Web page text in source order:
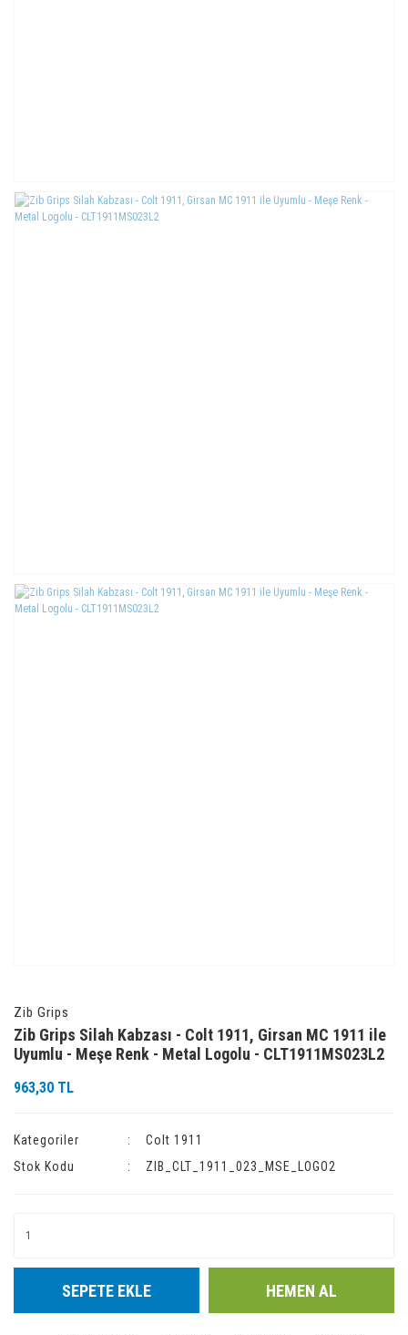
Zib Grips
Zib Grips Silah Kabzası - Colt 1911, Girsan MC 1911 ile
Uyumlu - Meşe Renk - Metal Logolu - CLT1911MS023L2
963,30 TL
Kategoriler
Colt 1911
Stok Kodu
ZIB_CLT_1911_023_MSE_LOGO2
SEPETE EKLE HEMEN AL